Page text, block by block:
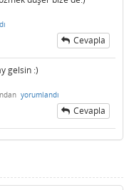
Cevapla
gelsin :)
yorumlandı
Cevapla